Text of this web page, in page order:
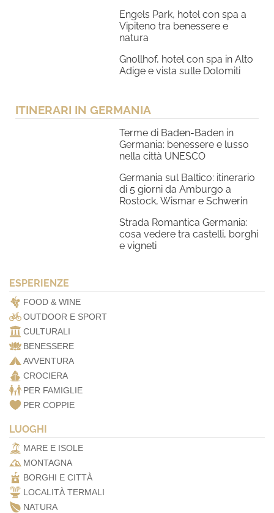
Engels Park, hotel con spa a
Vipiteno tra benessere e
natura
Gnollhof, hotel con spa in Alto
Adige e vista sulle Dolomiti
ITINERARI IN GERMANIA
Terme di Baden-Baden in
Germania: benessere e lusso
nella città UNESCO
Germania sul Baltico: itinerario
di 5 giorni da Amburgo a
Rostock, Wismar e Schwerin
Strada Romantica Germania:
cosa vedere tra castelli, borghi
e vigneti
ESPERIENZE
FOOD & WINE
OUTDOOR E SPORT
CULTURALI
BENESSERE
AVVENTURA
CROCIERA
PER FAMIGLIE
PER COPPIE
LUOGHI
MARE E ISOLE
MONTAGNA
BORGHI E CITTÀ
LOCALITÀ TERMALI
NATURA